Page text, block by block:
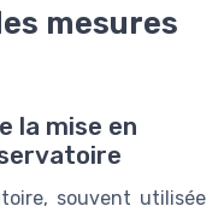
mesures
la mise en
souvent utilisée